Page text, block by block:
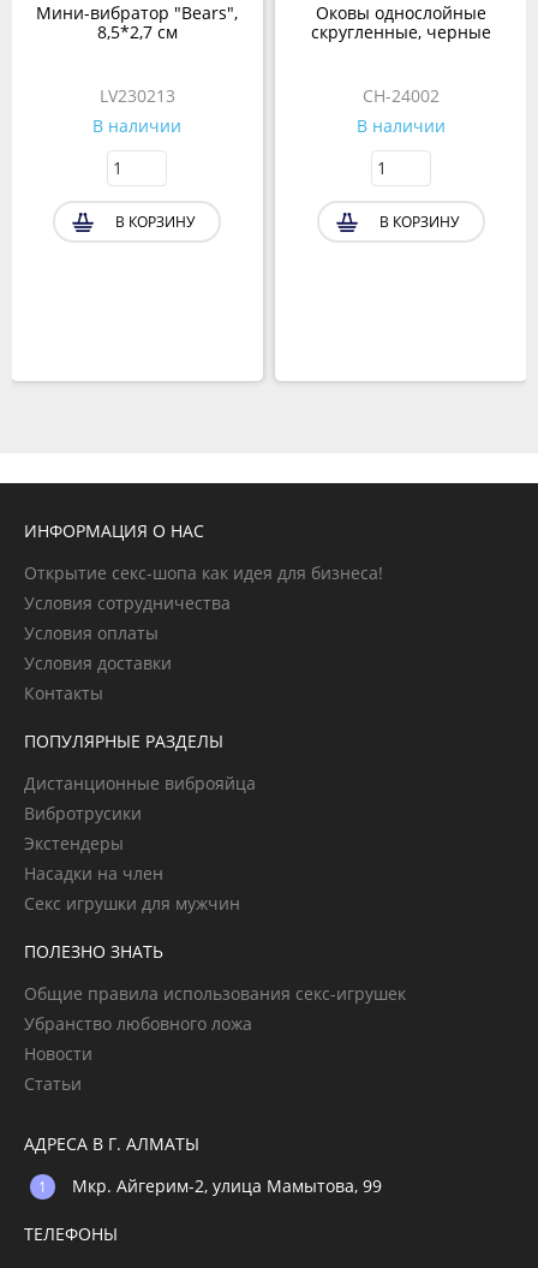
Мини-вибратор "Bears",
8,5*2,7 см
LV230213
В наличии
В КОРЗИНУ
Оковы однослойные
скругленные, черные
CH-24002
В наличии
В КОРЗИНУ
ИНФОРМАЦИЯ О НАС
Открытие секс-шопа как идея для бизнеса!
Условия сотрудничества
Условия оплаты
Условия доставки
Контакты
ПОПУЛЯРНЫЕ РАЗДЕЛЫ
Дистанционные виброяйца
Вибротрусики
Экстендеры
Насадки на член
Секс игрушки для мужчин
ПОЛЕЗНО ЗНАТЬ
Общие правила использования секс-игрушек
Убранство любовного ложа
Новости
Статьи
АДРЕСА В Г. АЛМАТЫ
Мкр. Айгерим-2, улица Мамытова, 99
ТЕЛЕФОНЫ